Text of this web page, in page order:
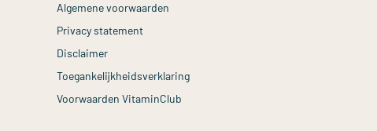
Algemene voorwaarden
Privacy statement
Disclaimer
Toegankelijkheidsverklaring
Voorwaarden VitaminClub